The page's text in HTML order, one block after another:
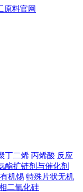
丁二烯 丙烯酸 反应
酯扩链剂与催化剂
有机锡 特殊片状无机
二氧化硅